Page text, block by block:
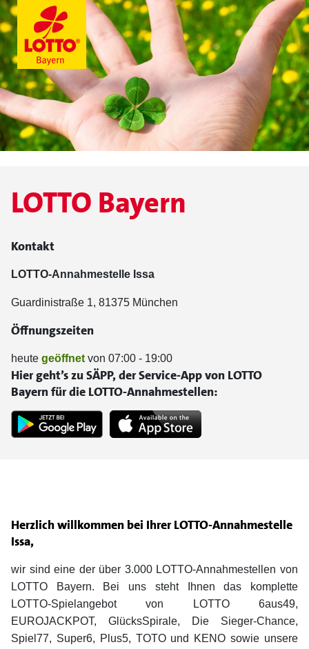
Herzlich willkommen bei Ihrer LOTTO-Annahmestelle
Issa,
wir sind eine der über 3.000 LOTTO-Annahmestellen von
LOTTO Bayern. Bei uns steht Ihnen das komplette
LOTTO-Spielangebot von LOTTO 6aus49,
EUROJACKPOT, GlücksSpirale, Die Sieger-Chance,
Spiel77, Super6, Plus5, TOTO und KENO sowie unsere
LOTTO Bayern
Kontakt
LOTTO-Annahmestelle Issa
Guardinistraße 1, 81375 München
Öffnungszeiten
heute geöffnet von 07:00 - 19:00
Hier geht’s zu SÄPP, der Service-App von LOTTO
Bayern für die LOTTO-Annahmestellen: